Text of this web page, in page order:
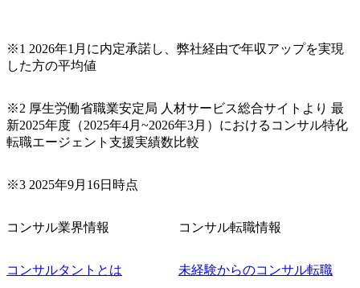
※1 2026年1月に内定承諾し、弊社経由で年収アップを実現
した方の平均値
※2 厚生労働省職業安定局 人材サービス総合サイトより 最
新2025年度（2025年4月~2026年3月）におけるコンサル特化
転職エージェント支援実績数比較
※3 2025年9月16日時点
コンサル業界情報
コンサルタントとは
コンサル転職情報
未経験からのコンサル転職